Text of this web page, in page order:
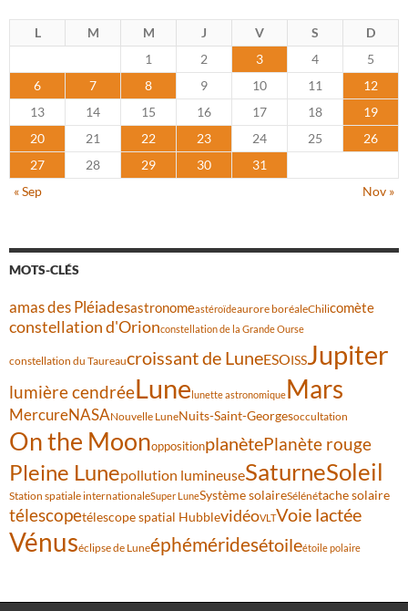
L M M J V S
D
1
2 3 4
5
6
7 8 9 10 11
12
13
14 15 16 17 18
19
20
21 22 23 24 25
26
27
28 29 30
31
« Sep
Nov »
MOTS-CLÉS
amas des Pléiadesastronomeastéroïdeaurore boréaleChilicomète
constellation d'Orionconstellation de la Grande Ourse
constellation du Taureaucroissant de LuneESOISSJupiter
lumière cendréeLunelunette astronomiqueMars
MercureNASANouvelle LuneNuits-Saint-Georgesoccultation
On the MoonoppositionplanètePlanète rouge
Pleine Lunepollution lumineuseSaturneSoleil
Station spatiale internationaleSuper LuneSystème solaireSélénétache solaire
télescopetélescope spatial HubblevidéoVLTVoie lactée
Vénuséclipse de Luneéphéméridesétoileétoile polaire